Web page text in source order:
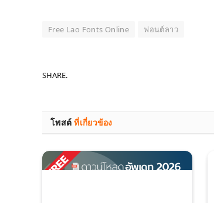
Free Lao Fonts Online ฟอนต์ลาว
SHARE.
โพสต์ที่เกี่ยวข้อง